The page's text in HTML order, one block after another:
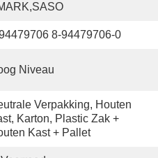
8-94479706-0
Niveau
Verpakking, Houten
Karton, Plastic Zak +
Kast + Pallet